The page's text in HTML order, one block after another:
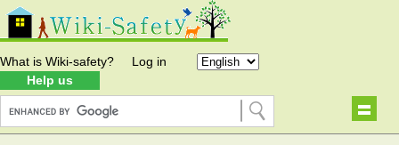
What is Wiki-safety?
Help us
Log in